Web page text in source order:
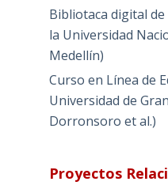
Bibliotaca digital de
la Universidad
Medellín)
Curso en Línea de
Universidad de
Dorronsoro et al.)
Proyectos